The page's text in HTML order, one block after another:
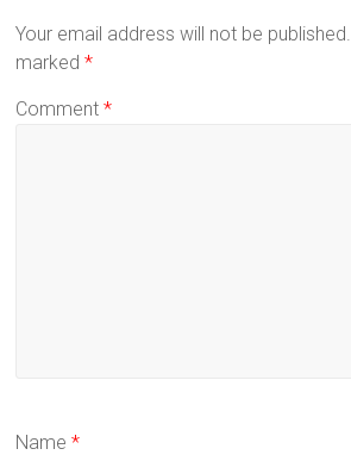
Your email address will not be published.
marked*
Comment*
Name*